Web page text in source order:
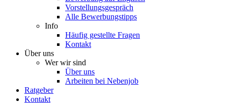
Vorstellungsgespräch
Alle Bewerbungstipps
Info
Häufig gestellte Fragen
Kontakt
Über uns
Wer wir sind
Über uns
Arbeiten bei Nebenjob
Ratgeber
Kontakt